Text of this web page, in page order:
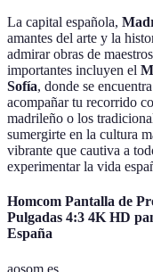
La capital española,
amantes del arte y la
admirar obras de
importantes incluyen el
Sofía, donde se
acompañar tu recorrido
madrileño o los
sumergirte en la cultura
vibrante que cautiva a
experimentar la vida
Homcom Pantalla de
Pulgadas 4:3 4K HD
España
aosom.es